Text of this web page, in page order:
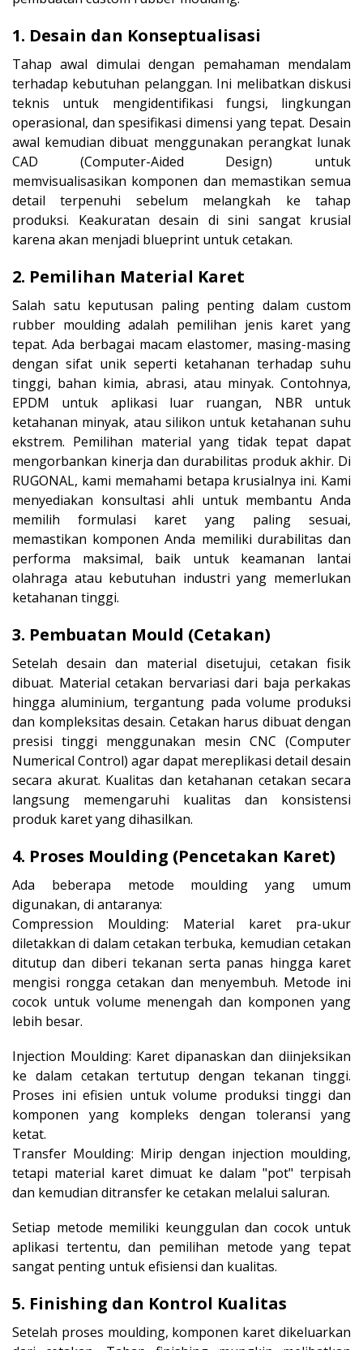
1. Desain dan Konseptualisasi
Tahap awal dimulai dengan pemahaman mendalam
terhadap kebutuhan pelanggan. Ini melibatkan diskusi
teknis untuk mengidentifikasi fungsi, lingkungan
operasional, dan spesifikasi dimensi yang tepat. Desain
awal kemudian dibuat menggunakan perangkat lunak
CAD (Computer-Aided Design) untuk
memvisualisasikan komponen dan memastikan semua
detail terpenuhi sebelum melangkah ke tahap
produksi. Keakuratan desain di sini sangat krusial
karena akan menjadi blueprint untuk cetakan.
2. Pemilihan Material Karet
Salah satu keputusan paling penting dalam custom
rubber moulding adalah pemilihan jenis karet yang
tepat. Ada berbagai macam elastomer, masing-masing
dengan sifat unik seperti ketahanan terhadap suhu
tinggi, bahan kimia, abrasi, atau minyak. Contohnya,
EPDM untuk aplikasi luar ruangan, NBR untuk
ketahanan minyak, atau silikon untuk ketahanan suhu
ekstrem. Pemilihan material yang tidak tepat dapat
mengorbankan kinerja dan durabilitas produk akhir. Di
RUGONAL, kami memahami betapa krusialnya ini. Kami
menyediakan konsultasi ahli untuk membantu Anda
memilih formulasi karet yang paling sesuai,
memastikan komponen Anda memiliki durabilitas dan
performa maksimal, baik untuk keamanan lantai
olahraga atau kebutuhan industri yang memerlukan
ketahanan tinggi.
3. Pembuatan Mould (Cetakan)
Setelah desain dan material disetujui, cetakan fisik
dibuat. Material cetakan bervariasi dari baja perkakas
hingga aluminium, tergantung pada volume produksi
dan kompleksitas desain. Cetakan harus dibuat dengan
presisi tinggi menggunakan mesin CNC (Computer
Numerical Control) agar dapat mereplikasi detail desain
secara akurat. Kualitas dan ketahanan cetakan secara
langsung memengaruhi kualitas dan konsistensi
produk karet yang dihasilkan.
4. Proses Moulding (Pencetakan Karet)
Ada beberapa metode moulding yang umum
digunakan, di antaranya:
Compression Moulding: Material karet pra-ukur
diletakkan di dalam cetakan terbuka, kemudian cetakan
ditutup dan diberi tekanan serta panas hingga karet
mengisi rongga cetakan dan menyembuh. Metode ini
cocok untuk volume menengah dan komponen yang
lebih besar.
Injection Moulding: Karet dipanaskan dan diinjeksikan
ke dalam cetakan tertutup dengan tekanan tinggi.
Proses ini efisien untuk volume produksi tinggi dan
komponen yang kompleks dengan toleransi yang
ketat.
Transfer Moulding: Mirip dengan injection moulding,
tetapi material karet dimuat ke dalam "pot" terpisah
dan kemudian ditransfer ke cetakan melalui saluran.
Setiap metode memiliki keunggulan dan cocok untuk
aplikasi tertentu, dan pemilihan metode yang tepat
sangat penting untuk efisiensi dan kualitas.
5. Finishing dan Kontrol Kualitas
Setelah proses moulding, komponen karet dikeluarkan